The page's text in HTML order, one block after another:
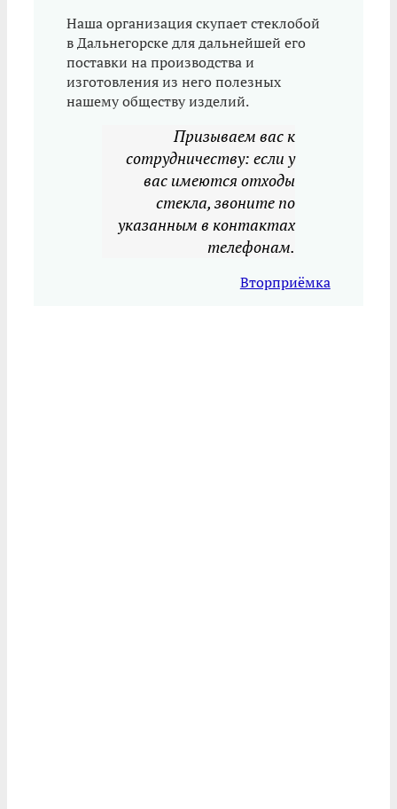
Наша организация скупает стеклобой
в Дальнегорске для дальнейшей его
поставки на производства и
изготовления из него полезных
нашему обществу изделий.
Призываем вас к
сотрудничеству: если у
вас имеются отходы
стекла, звоните по
указанным в контактах
телефонам.
Вторприёмка